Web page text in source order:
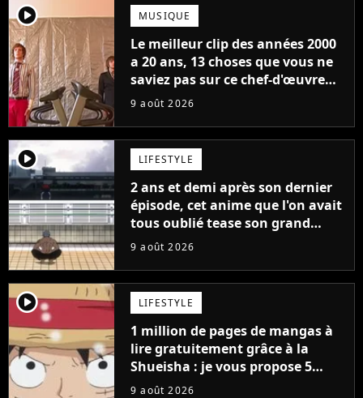
player2 MUSIQUE
Le meilleur clip des années 2000
a 20 ans, 13 choses que vous ne
saviez pas sur ce chef-d'œuvre
qui a révolutionné YouTube
9 août 2026
player2 LIFESTYLE
2 ans et demi après son dernier
épisode, cet anime que l'on avait
tous oublié tease son grand
retour
9 août 2026
player2 LIFESTYLE
1 million de pages de mangas à
lire gratuitement grâce à la
Shueisha : je vous propose 5
mangas jamais sortis en France
9 août 2026